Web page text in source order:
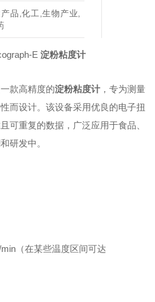
品,化工,生物产业,
E 淀粉粘度计
款高精度的淀粉粘度计 ，专为测量
而设计。该设备采用优良的电子扭
可重复的数据，广泛应用于食品、
研发中。
（在某些温度区间可达